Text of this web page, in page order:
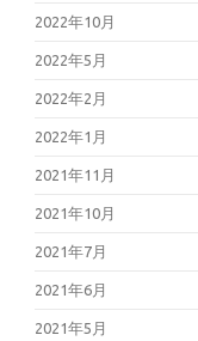
2022年10月
2022年5月
2022年2月
2022年1月
2021年11月
2021年10月
2021年7月
2021年6月
2021年5月